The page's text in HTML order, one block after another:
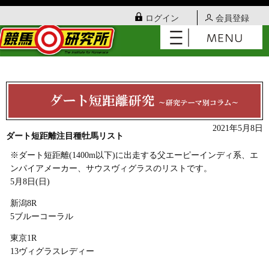
ログイン 会員登録
2021年5月8日
ダート短距離注目種牡馬リスト
※ダート短距離(1400m以下)に出走する父エーピーインディ系、エ
ンパイアメーカー、サウスヴィグラスのリストです。
5月8日(日)
新潟8R
5ブルーコーラル
東京1R
13ヴィグラスレディー